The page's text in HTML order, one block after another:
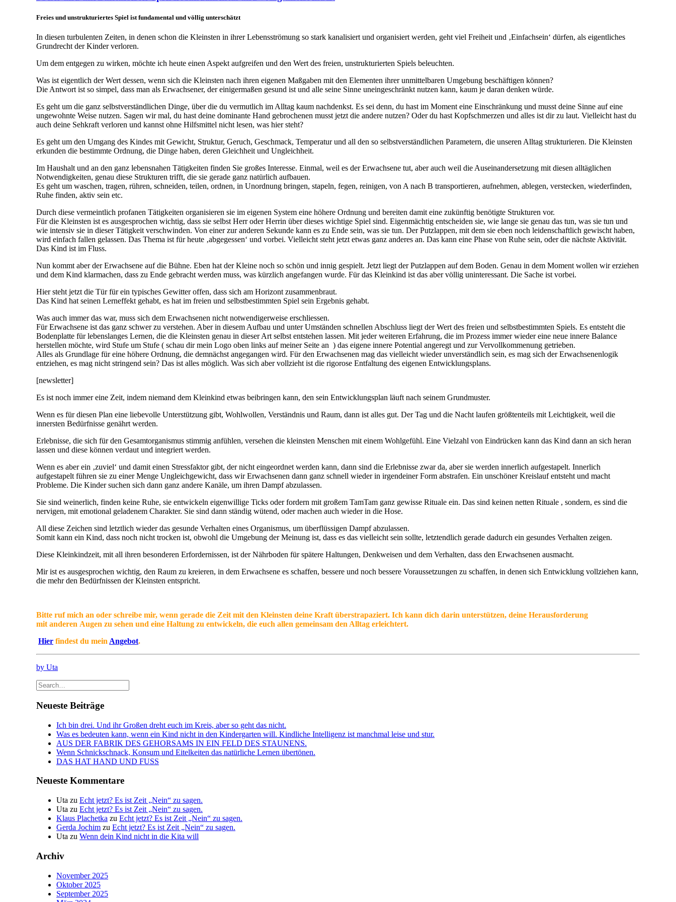
Freies und unstrukturiertes Spiel ist fundamental und völlig unterschätzt
In diesen turbulenten Zeiten, in denen schon die Kleinsten in ihrer Lebensströmung so stark kanalisiert und organisiert werden, geht viel Freiheit und ‚Einfachsein‘ dürfen, als eigentliches
Grundrecht der Kinder verloren.
Um dem entgegen zu wirken, möchte ich heute einen Aspekt aufgreifen und den Wert des freien, unstrukturierten Spiels beleuchten.
Was ist eigentlich der Wert dessen, wenn sich die Kleinsten nach ihren eigenen Maßgaben mit den Elementen ihrer unmittelbaren Umgebung beschäftigen können?
Die Antwort ist so simpel, dass man als Erwachsener, der einigermaßen gesund ist und alle seine Sinne uneingeschränkt nutzen kann, kaum je daran denken würde.
Es geht um die ganz selbstverständlichen Dinge, über die du vermutlich im Alltag kaum nachdenkst. Es sei denn, du hast im Moment eine Einschränkung und musst deine Sinne auf eine
ungewohnte Weise nutzen. Sagen wir mal, du hast deine dominante Hand gebrochenen musst jetzt die andere nutzen? Oder du hast Kopfschmerzen und alles ist dir zu laut. Vielleicht hast du
auch deine Sehkraft verloren und kannst ohne Hilfsmittel nicht lesen, was hier steht?
Es geht um den Umgang des Kindes mit Gewicht, Struktur, Geruch, Geschmack, Temperatur und all den so selbstverständlichen Parametern, die unseren Alltag strukturieren. Die Kleinsten
erkunden die bestimmte Ordnung, die Dinge haben, deren Gleichheit und Ungleichheit.
Im Haushalt und an den ganz lebensnahen Tätigkeiten finden Sie großes Interesse. Einmal, weil es der Erwachsene tut, aber auch weil die Auseinandersetzung mit diesen alltäglichen
Notwendigkeiten, genau diese Strukturen trifft, die sie gerade ganz natürlich aufbauen.
Es geht um waschen, tragen, rühren, schneiden, teilen, ordnen, in Unordnung bringen, stapeln, fegen, reinigen, von A nach B transportieren, aufnehmen, ablegen, verstecken, wiederfinden,
Ruhe finden, aktiv sein etc.
Durch diese vermeintlich profanen Tätigkeiten organisieren sie im eigenen System eine höhere Ordnung und bereiten damit eine zukünftig benötigte Strukturen vor.
Für die Kleinsten ist es ausgesprochen wichtig, dass sie selbst Herr oder Herrin über dieses wichtige Spiel sind. Eigenmächtig entscheiden sie, wie lange sie genau das tun, was sie tun und
wie intensiv sie in dieser Tätigkeit verschwinden. Von einer zur anderen Sekunde kann es zu Ende sein, was sie tun. Der Putzlappen, mit dem sie eben noch leidenschaftlich gewischt haben,
wird einfach fallen gelassen. Das Thema ist für heute ‚abgegessen‘ und vorbei. Vielleicht steht jetzt etwas ganz anderes an. Das kann eine Phase von Ruhe sein, oder die nächste Aktivität.
Das Kind ist im Fluss.
Nun kommt aber der Erwachsene auf die Bühne. Eben hat der Kleine noch so schön und innig gespielt. Jetzt liegt der Putzlappen auf dem Boden. Genau in dem Moment wollen wir erziehen
und dem Kind klarmachen, dass zu Ende gebracht werden muss, was kürzlich angefangen wurde. Für das Kleinkind ist das aber völlig uninteressant. Die Sache ist vorbei.
Hier steht jetzt die Tür für ein typisches Gewitter offen, dass sich am Horizont zusammenbraut.
Das Kind hat seinen Lerneffekt gehabt, es hat im freien und selbstbestimmten Spiel sein Ergebnis gehabt.
Was auch immer das war, muss sich dem Erwachsenen nicht notwendigerweise erschliessen.
Für Erwachsene ist das ganz schwer zu verstehen. Aber in diesem Aufbau und unter Umständen schnellen Abschluss liegt der Wert des freien und selbstbestimmten Spiels. Es entsteht die
Bodenplatte für lebenslanges Lernen, die die Kleinsten genau in dieser Art selbst entstehen lassen. Mit jeder weiteren Erfahrung, die im Prozess immer wieder eine neue innere Balance
herstellen möchte, wird Stufe um Stufe ( schau dir mein Logo oben links auf meiner Seite an ) das eigene innere Potential angeregt und zur Vervollkommenung getrieben.
Alles als Grundlage für eine höhere Ordnung, die demnächst angegangen wird. Für den Erwachsenen mag das vielleicht wieder unverständlich sein, es mag sich der Erwachsenenlogik
entziehen, es mag nicht stringend sein? Das ist alles möglich. Was sich aber vollzieht ist die rigorose Entfaltung des eigenen Entwicklungsplans.
[newsletter]
Es ist noch immer eine Zeit, indem niemand dem Kleinkind etwas beibringen kann, den sein Entwicklungsplan läuft nach seinem Grundmuster.
Wenn es für diesen Plan eine liebevolle Unterstützung gibt, Wohlwollen, Verständnis und Raum, dann ist alles gut. Der Tag und die Nacht laufen größtenteils mit Leichtigkeit, weil die
innersten Bedürfnisse genährt werden.
Erlebnisse, die sich für den Gesamtorganismus stimmig anfühlen, versehen die kleinsten Menschen mit einem Wohlgefühl. Eine Vielzahl von Eindrücken kann das Kind dann an sich heran
lassen und diese können verdaut und integriert werden.
Wenn es aber ein ‚zuviel‘ und damit einen Stressfaktor gibt, der nicht eingeordnet werden kann, dann sind die Erlebnisse zwar da, aber sie werden innerlich aufgestapelt. Innerlich
aufgestapelt führen sie zu einer Menge Ungleichgewicht, dass wir Erwachsenen dann ganz schnell wieder in irgendeiner Form abstrafen. Ein unschöner Kreislauf entsteht und macht
Probleme. Die Kinder suchen sich dann ganz andere Kanäle, um ihren Dampf abzulassen.
Sie sind weinerlich, finden keine Ruhe, sie entwickeln eigenwillige Ticks oder fordern mit großem TamTam ganz gewisse Rituale ein. Das sind keinen netten Rituale , sondern, es sind die
nervigen, mit emotional geladenem Charakter. Sie sind dann ständig wütend, oder machen auch wieder in die Hose.
All diese Zeichen sind letztlich wieder das gesunde Verhalten eines Organismus, um überflüssigen Dampf abzulassen.
Somit kann ein Kind, dass noch nicht trocken ist, obwohl die Umgebung der Meinung ist, dass es das vielleicht sein sollte, letztendlich gerade dadurch ein gesundes Verhalten zeigen.
Diese Kleinkindzeit, mit all ihren besonderen Erfordernissen, ist der Nährboden für spätere Haltungen, Denkweisen und dem Verhalten, dass den Erwachsenen ausmacht.
Mir ist es ausgesprochen wichtig, den Raum zu kreieren, in dem Erwachsene es schaffen, bessere und noch bessere Voraussetzungen zu schaffen, in denen sich Entwicklung vollziehen kann,
die mehr den Bedürfnissen der Kleinsten entspricht.
Bitte ruf mich an oder schreibe mir, wenn gerade die Zeit mit den Kleinsten deine Kraft überstrapaziert. Ich kann dich darin unterstützen, deine Herausforderung
mit anderen Augen zu sehen und eine Haltung zu entwickeln, die euch allen gemeinsam den Alltag erleichtert.
Hier findest du mein Angebot.
by Uta
Neueste Beiträge
Ich bin drei. Und ihr Großen dreht euch im Kreis, aber so geht das nicht.
Was es bedeuten kann, wenn ein Kind nicht in den Kindergarten will. Kindliche Intelligenz ist manchmal leise und stur.
AUS DER FABRIK DES GEHORSAMS IN EIN FELD DES STAUNENS.
Wenn Schnickschnack, Konsum und Eitelkeiten das natürliche Lernen übertönen.
DAS HAT HAND UND FUSS
Neueste Kommentare
Uta zu Echt jetzt? Es ist Zeit „Nein“ zu sagen.
Uta zu Echt jetzt? Es ist Zeit „Nein“ zu sagen.
Klaus Plachetka zu Echt jetzt? Es ist Zeit „Nein“ zu sagen.
Gerda Jochim zu Echt jetzt? Es ist Zeit „Nein“ zu sagen.
Uta zu Wenn dein Kind nicht in die Kita will
Archiv
November 2025
Oktober 2025
September 2025